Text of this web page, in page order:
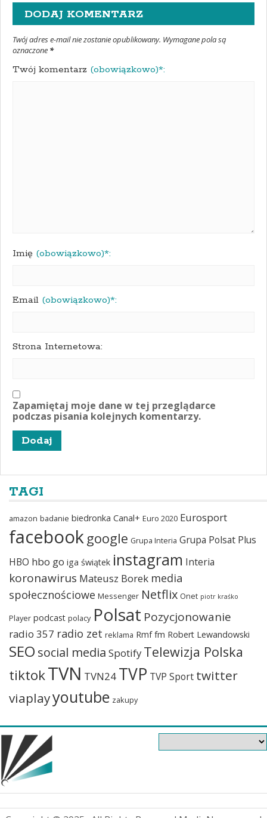
DODAJ KOMENTARZ
Twój adres e-mail nie zostanie opublikowany. Wymagane pola są
oznaczone *
Twój komentarz (obowiązkowo)*:
Imię (obowiązkowo)*:
Email (obowiązkowo)*:
Strona Internetowa:
Zapamiętaj moje dane w tej przeglądarce
podczas pisania kolejnych komentarzy.
TAGI
amazon badanie biedronka Canal+ Euro 2020 Eurosport
facebook google Grupa Interia Grupa Polsat Plus
HBO hbo go iga świątek instagram Interia
koronawirus Mateusz Borek media
społecznościowe Messenger Netflix Onet piotr kraśko
Player podcast polacy Polsat Pozycjonowanie
radio 357 radio zet reklama Rmf fm Robert Lewandowski
SEO social media Spotify Telewizja Polska
tiktokTVN TVN24 TVP TVP Sport twitter
viaplayyoutube zakupy